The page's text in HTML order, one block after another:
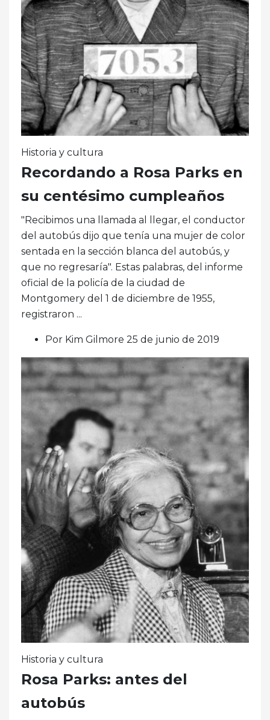
Historia y cultura
Recordando a Rosa Parks en
su centésimo cumpleaños
"Recibimos una llamada al llegar, el conductor
del autobús dijo que tenía una mujer de color
sentada en la sección blanca del autobús, y
que no regresaría". Estas palabras, del informe
oficial de la policía de la ciudad de
Montgomery del 1 de diciembre de 1955,
registraron ...
Por Kim Gilmore 25 de junio de 2019
Historia y cultura
Rosa Parks: antes del
autobús